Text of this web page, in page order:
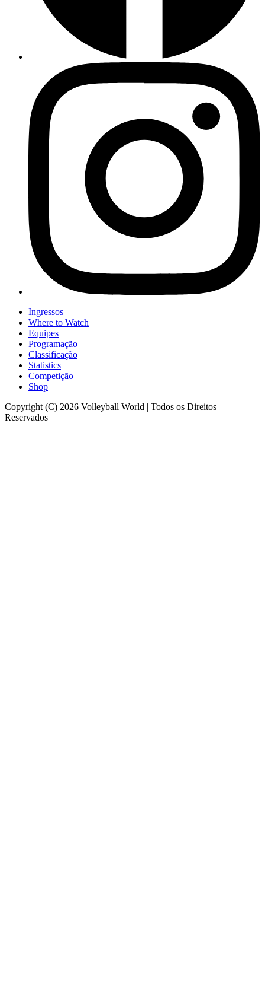
Ingressos
Where to Watch
Equipes
Programação
Classificação
Statistics
Competição
Shop
Copyright (C) 2026 Volleyball World | Todos os Direitos
Reservados